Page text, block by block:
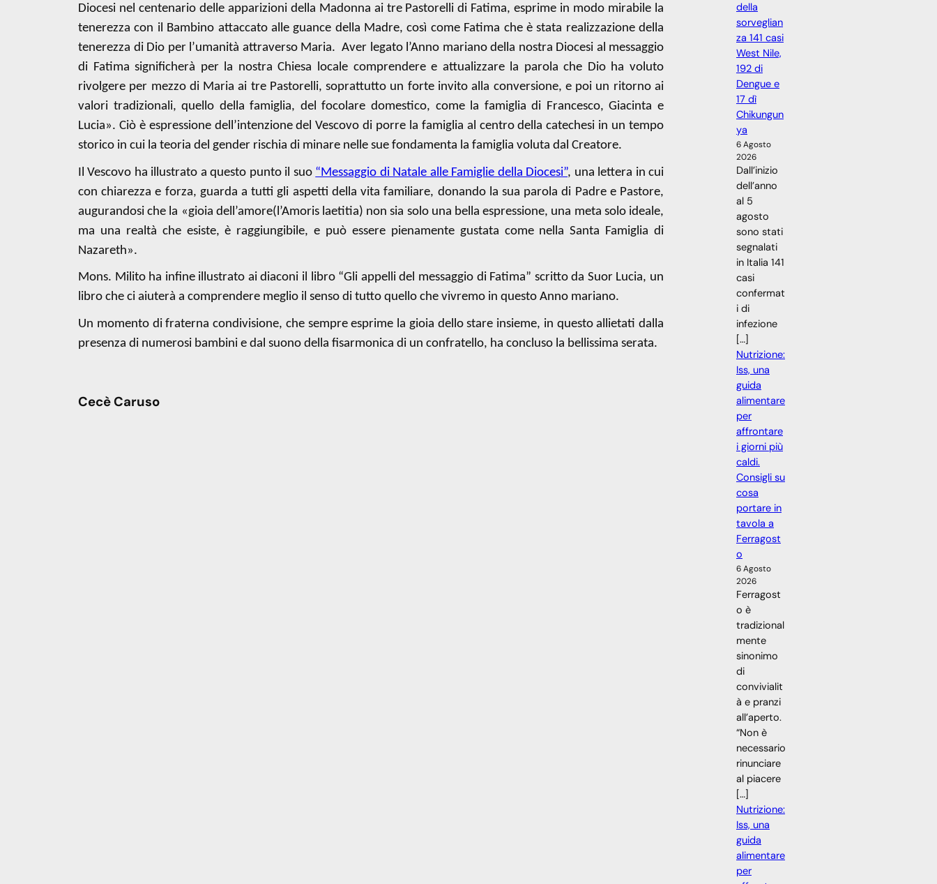
Diocesi nel centenario delle apparizioni della Madonna ai tre Pastorelli di Fatima, esprime in modo mirabile la
tenerezza con il Bambino attaccato alle guance della Madre, così come Fatima che è stata realizzazione della
tenerezza di Dio per l’umanità attraverso Maria. Aver legato l’Anno mariano della nostra Diocesi al messaggio
di Fatima significherà per la nostra Chiesa locale comprendere e attualizzare la parola che Dio ha voluto
rivolgere per mezzo di Maria ai tre Pastorelli, soprattutto un forte invito alla conversione, e poi un ritorno ai
valori tradizionali, quello della famiglia, del focolare domestico, come la famiglia di Francesco, Giacinta e
Lucia». Ciò è espressione dell’intenzione del Vescovo di porre la famiglia al centro della catechesi in un tempo
storico in cui la teoria del gender rischia di minare nelle sue fondamenta la famiglia voluta dal Creatore.
Il Vescovo ha illustrato a questo punto il suo “Messaggio di Natale alle Famiglie della Diocesi”, una lettera in cui
con chiarezza e forza, guarda a tutti gli aspetti della vita familiare, donando la sua parola di Padre e Pastore,
augurandosi che la «gioia dell’amore(l’Amoris laetitia) non sia solo una bella espressione, una meta solo ideale,
ma una realtà che esiste, è raggiungibile, e può essere pienamente gustata come nella Santa Famiglia di
Nazareth».
Mons. Milito ha infine illustrato ai diaconi il libro “Gli appelli del messaggio di Fatima” scritto da Suor Lucia, un
libro che ci aiuterà a comprendere meglio il senso di tutto quello che vivremo in questo Anno mariano.
Un momento di fraterna condivisione, che sempre esprime la gioia dello stare insieme, in questo allietati dalla
presenza di numerosi bambini e dal suono della fisarmonica di un confratello, ha concluso la bellissima serata.
Cecè Caruso
della
sorveglian
za 141 casi
West Nile,
192 di
Dengue e
17 dì
Chikungun
ya
6 Agosto
2026
Dall’inizio
dell’anno
al 5
agosto
sono stati
segnalati
in Italia 141
casi
confermat
i di
infezione
[…]
Nutrizione:
Iss, una
guida
alimentare
per
affrontare
i giorni più
caldi.
Consigli su
cosa
portare in
tavola a
Ferragost
o
6 Agosto
2026
Ferragost
o è
tradizional
mente
sinonimo
di
convivialit
à e pranzi
all’aperto.
“Non è
necessario
rinunciare
al piacere
[…]
Nutrizione:
Iss, una
guida
alimentare
per